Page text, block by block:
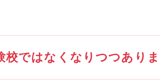
校ではなくなりつつあり